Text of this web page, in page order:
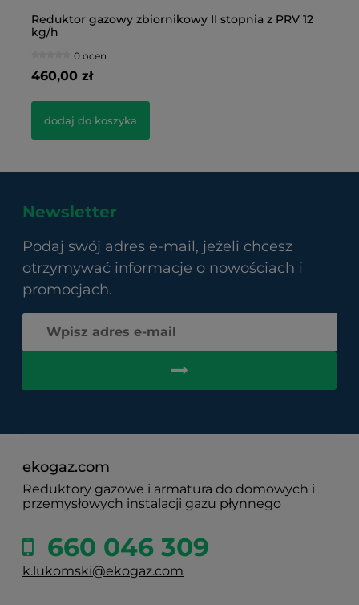
Reduktor gazowy zbiornikowy II stopnia z PRV 12
kg/h
0 ocen
460,00 zł
dodaj do koszyka
Newsletter
Podaj swój adres e-mail, jeżeli chcesz
otrzymywać informacje o nowościach i
promocjach.
ekogaz.com
Reduktory gazowe i armatura do domowych i
przemysłowych instalacji gazu płynnego
660 046 309
k.lukomski@ekogaz.com